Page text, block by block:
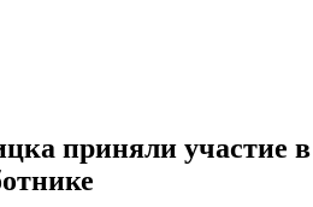
приняли участие в